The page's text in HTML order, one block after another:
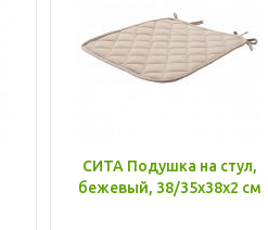
СИТА Подушка на стул,
бежевый, 38/35x38x2 см